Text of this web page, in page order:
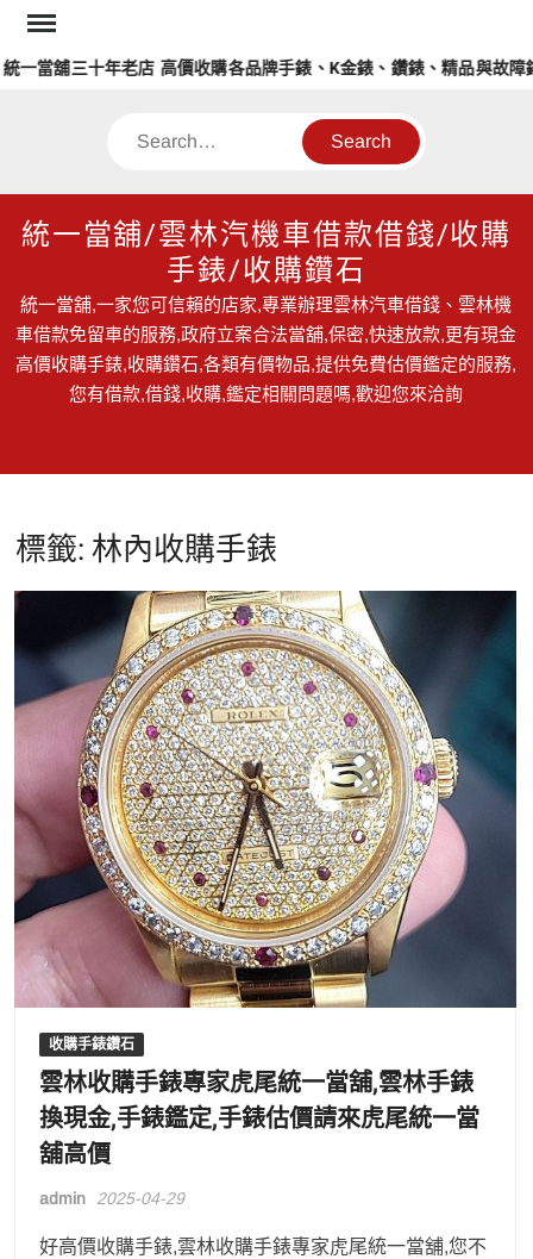
Skip
content
舖三十年老店 高價收購各品牌手錶、K金錶、鑽錶、精品與故障錶
Search
統一當舖/雲林汽機車借款借錢/收購
手錶/收購鑽石
統一當舖,一家您可信賴的店家,專業辦理雲林汽車借錢、雲林機
車借款免留車的服務,政府立案合法當舖,保密,快速放款,更有現金
高價收購手錶,收購鑽石,各類有價物品,提供免費估價鑑定的服務,
您有借款,借錢,收購,鑑定相關問題嗎,歡迎您來洽詢
標籤: 林內收購手錶
收購手錶鑽石
雲林收購手錶專家虎尾統一當舖,雲林手錶
換現金,手錶鑑定,手錶估價請來虎尾統一當
舖高價
admin 2025-04-29
好高價收購手錶,雲林收購手錶專家虎尾統一當舖,您不